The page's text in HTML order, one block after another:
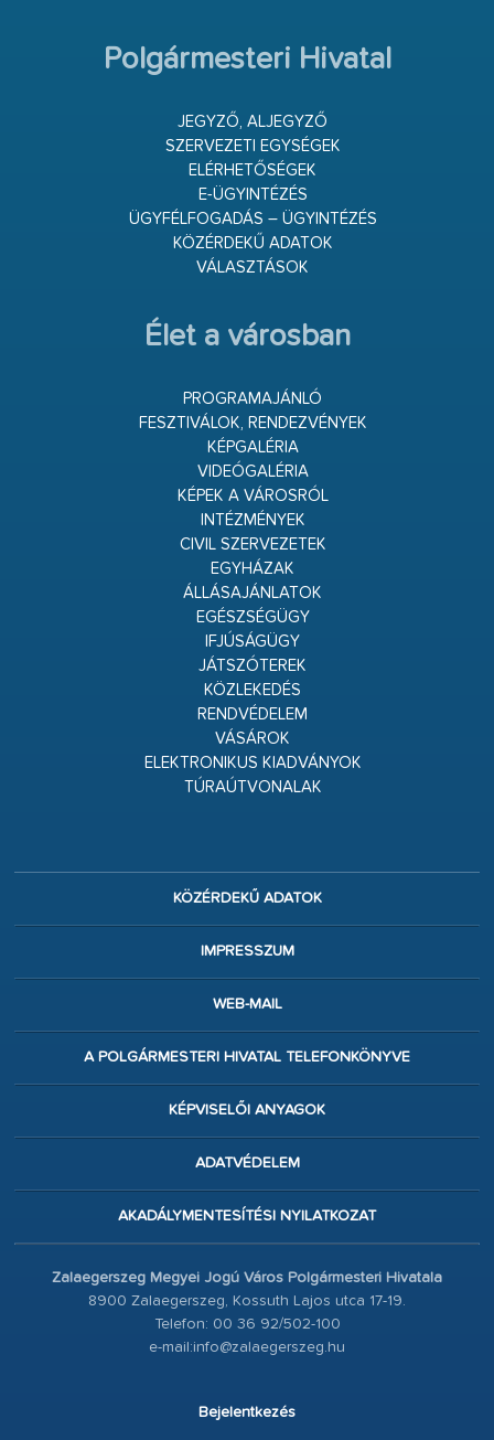
Polgármesteri Hivatal
JEGYZŐ, ALJEGYZŐ
SZERVEZETI EGYSÉGEK
ELÉRHETŐSÉGEK
E-ÜGYINTÉZÉS
ÜGYFÉLFOGADÁS – ÜGYINTÉZÉS
KÖZÉRDEKŰ ADATOK
VÁLASZTÁSOK
Élet a városban
PROGRAMAJÁNLÓ
FESZTIVÁLOK, RENDEZVÉNYEK
KÉPGALÉRIA
VIDEÓGALÉRIA
KÉPEK A VÁROSRÓL
INTÉZMÉNYEK
CIVIL SZERVEZETEK
EGYHÁZAK
ÁLLÁSAJÁNLATOK
EGÉSZSÉGÜGY
IFJÚSÁGÜGY
JÁTSZÓTEREK
KÖZLEKEDÉS
RENDVÉDELEM
VÁSÁROK
ELEKTRONIKUS KIADVÁNYOK
TÚRAÚTVONALAK
KÖZÉRDEKŰ ADATOK
IMPRESSZUM
WEB-MAIL
A POLGÁRMESTERI HIVATAL TELEFONKÖNYVE
KÉPVISELŐI ANYAGOK
ADATVÉDELEM
AKADÁLYMENTESÍTÉSI NYILATKOZAT
Zalaegerszeg Megyei Jogú Város Polgármesteri Hivatala
8900 Zalaegerszeg, Kossuth Lajos utca 17-19.
Telefon: 00 36 92/502-100
e-mail:info@zalaegerszeg.hu
Bejelentkezés